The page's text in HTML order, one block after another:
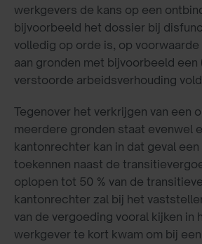
werkgevers de kans op een
bijvoorbeeld het dossier bij
volledig op orde is, op
aan gronden met bijvoorbeeld een
verstoorde arbeidsverhouding
Tegenover het verkrijgen van een
meerdere gronden staat evenwel
kantonrechter kan in dat geval
toekennen naast de
oplopen tot 50 % van de
kantonrechter zal bij het
van de vergoeding vooral kijken in
werkgever te kort kwam om bij